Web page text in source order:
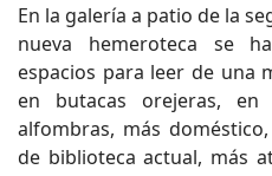
En la galería a patio de la
nueva hemeroteca se
espacios para leer de una
en butacas orejeras,
alfombras, más
de biblioteca actual, más